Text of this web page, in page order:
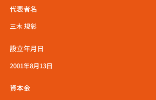
代表者名
三木 規彰
設立年月日
2001年8月13日
資本金